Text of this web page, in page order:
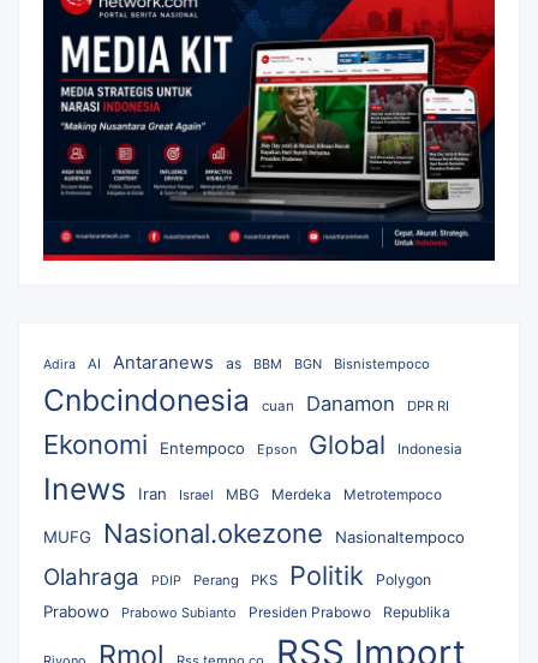
Adira AI Antaranews as BBM BGN Bisnistempoco
Cnbcindonesia cuan Danamon DPR RI
Ekonomi Entempoco Epson Global Indonesia
Inews Iran Israel MBG Merdeka Metrotempoco
MUFG Nasional.okezone Nasionaltempoco
Olahraga PDIP Perang PKS Politik Polygon
Prabowo Prabowo Subianto Presiden Prabowo Republika
Rmol RSS Import